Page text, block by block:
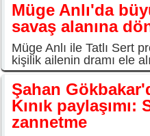
Müge Anlı'da
savaş alanına
Müge Anlı ile Tatlı Sert
kişilik ailenin dramı ele
Şahan
Kınık
zannetme